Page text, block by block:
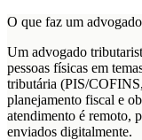
O que faz um
Um advogado
pessoas físicas em
tributária (PIS/
planejamento fiscal e
atendimento é remoto,
enviados digitalmente.